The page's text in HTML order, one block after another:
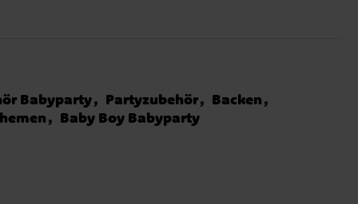
Babyparty Partyzubehör
Backen
Baby Boy Babyparty